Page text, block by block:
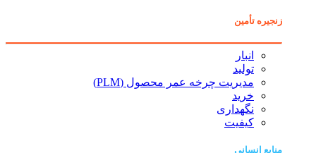
زنجیره تأمین
انبار
تولید
مدیریت چرخه عمر محصول (PLM)
خرید
نگهداری
کیفیت
منابع انسانی